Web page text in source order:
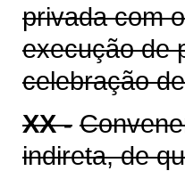
privada com
execução de
celebração
XX -
indireta, de